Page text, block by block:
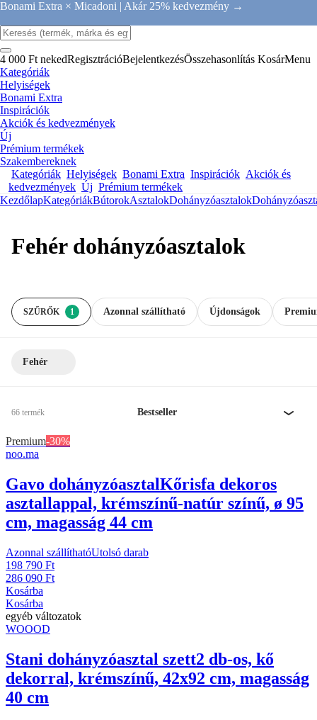
Bonami Extra × Micadoni | Akár 25% kedvezmény →
4 000 Ft nekedRegisztrációBejelentkezésÖsszehasonlítás KosárMenu
Kategóriák
Helyiségek
Bonami Extra
Inspirációk
Akciók és kedvezmények
Új
Prémium termékek
Szakembereknek
Kategóriák Helyiségek Bonami Extra Inspirációk Akciók és
kedvezmények Új Prémium termékek
KezdőlapKategóriákBútorokAsztalokDohányzóasztalok
Fehér dohányzóasztalok
SZŰRŐK 1 Újdonságok
Azonnal szállítható
Fehér
66 termék Bestseller
Premium-30%
noo.ma
Gavo dohányzóasztalKőrisfa dekoros
asztallappal, krémszínű-natúr színű, ø 95
cm, magasság 44 cm
Azonnal szállíthatóUtolsó darab
198 790 Ft
286 090 Ft
Kosárba
Kosárba
egyéb változatok
WOOOD
Stani dohányzóasztal szett2 db-os, kő
dekorral, krémszínű, 42x92 cm, magasság
40 cm